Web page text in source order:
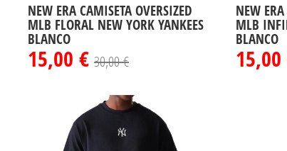
NEW ERA CAMISETA OVERSIZED
MLB FLORAL NEW YORK YANKEES
BLANCO
15,00 € 30,00 €
NEW
MLB
BLANCO